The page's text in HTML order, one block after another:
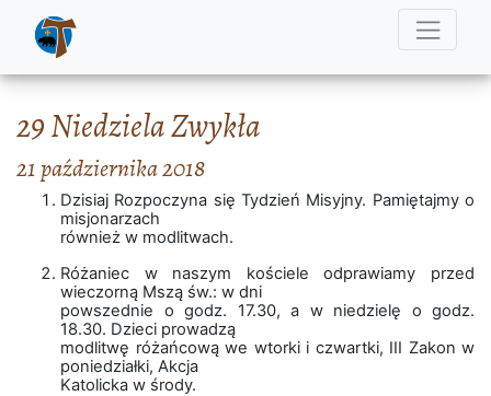
29 Niedziela Zwykła
21 października 2018
Dzisiaj Rozpoczyna się Tydzień Misyjny. Pamiętajmy o
misjonarzach
również w modlitwach.
Różaniec w naszym kościele odprawiamy przed
wieczorną Mszą św.: w dni
powszednie o godz. 17.30, a w niedzielę o godz.
18.30. Dzieci prowadzą
modlitwę różańcową we wtorki i czwartki, III Zakon w
poniedziałki, Akcja
Katolicka w środy.